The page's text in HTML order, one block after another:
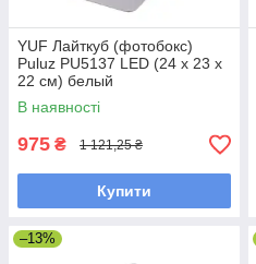
YUF Лайткуб (фотобокс)
Puluz PU5137 LED (24 х 23 х
22 см) белый
В наявності
975 ₴ 1 121,25 ₴
Купити
–13%